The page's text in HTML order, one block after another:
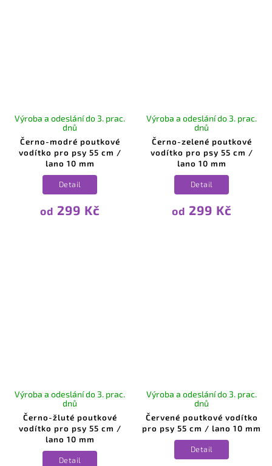
Černo-modré poutkové
vodítko pro psy 55 cm /
lano 10 mm
Výroba a odeslání do 3. prac.
dnů
od 299 Kč
Detail
Černo-zelené poutkové
vodítko pro psy 55 cm /
lano 10 mm
Výroba a odeslání do 3. prac.
dnů
od 299 Kč
Detail
Černo-žluté poutkové
vodítko pro psy 55 cm /
lano 10 mm
Výroba a odeslání do 3. prac.
dnů
Detail
Červené poutkové vodítko
pro psy 55 cm / lano 10 mm
Výroba a odeslání do 3. prac.
dnů
Detail
Letní nabídka